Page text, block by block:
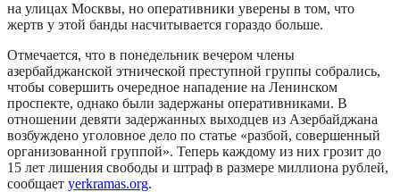
на улицах Москвы, но оперативники уверены в том, что
жертв у этой банды насчитывается гораздо больше.
Отмечается, что в понедельник вечером члены
азербайджанской этнической преступной группы собрались,
чтобы совершить очередное нападение на Ленинском
проспекте, однако были задержаны оперативниками. В
отношении девяти задержанных выходцев из Азербайджана
возбуждено уголовное дело по статье «разбой, совершенный
организованной группой». Теперь каждому из них грозит до
15 лет лишения свободы и штраф в размере миллиона рублей,
сообщает yerkramas.org.